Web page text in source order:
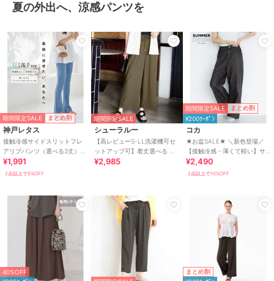
夏の外出へ、涼感パンツを
期間限定SALE まとめ割
神戸レタス
接触冷感サイドスリットフレ
アリブパンツ（選べる3丈）
[M3932]
¥1,991
2点以上で5%OFF
期間限定SALE
シューラルー
【高レビューS-LL洗濯機可セ
ットアップ可】着丈選べる 軽
凛(かろりん) ひんやりフラップ
¥2,985
期間限定SALE まとめ割
¥200ｸｰﾎﾟﾝ
コカ
★お盆SALE★ ＼新色登場／
【接触冷感・薄くて軽い】サ
マーデニムウエストゴムイー
ジーパンツ 全4色
¥2,490
2点以上で10%OFF
40%OFF
まとめ割